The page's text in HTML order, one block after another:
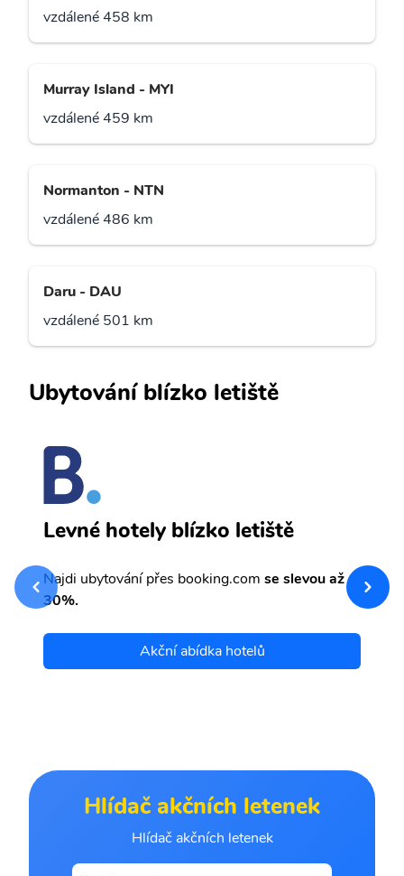
vzdálené 458 km
Murray Island - MYI
vzdálené 459 km
Normanton - NTN
vzdálené 486 km
Daru - DAU
vzdálené 501 km
Ubytování blízko letiště
Levné hotely blízko letiště
Najdi ubytování přes booking.com se slevou až
30%.
Akční abídka hotelů
Hlídač akčních letenek
Hlídač akčních letenek